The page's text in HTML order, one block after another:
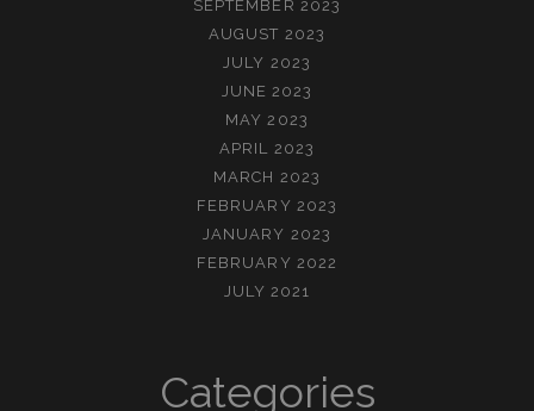
SEPTEMBER 2023
AUGUST 2023
JULY 2023
JUNE 2023
MAY 2023
APRIL 2023
MARCH 2023
FEBRUARY 2023
JANUARY 2023
FEBRUARY 2022
JULY 2021
Categories